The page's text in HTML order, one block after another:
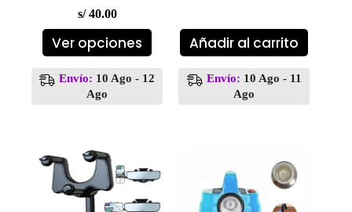
s/40.00
Ver opciones
Este
producto
múltiples
variantes.
pueden
elegir
en
la
página
Envío: 10 Ago - 12
Ago
Añadir al carrito
Envío: 10 Ago - 11
Ago